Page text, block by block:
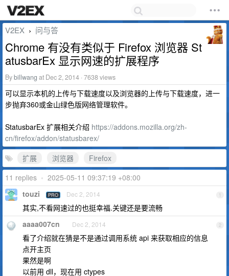
V2EX › 问与答
Chrome 有没有类似于 Firefox 浏览器 St
atusbarEx 显示网速的扩展程序
Bybillwang at Dec 2, 2014 · 7638 views
可以显示本机的上传与下载速度以及浏览器的上传与下载速度，进一
步抛弃360或金山绿色版网络管理软件。
StatusbarEx 扩展相关介绍 https://addons.mozilla.org/zh-
cn/firefox/addon/statusbarex/
扩展
浏览器
Firefox
11 replies • 2025-05-11 09:37:19 +08:00
1
touzi PRO Dec 2, 2014
其实,不看网速过的也挺幸福.关键还是要流畅
2
aaaa007cn Dec 2, 2014
看了介绍就在猜是不是通过调用系统 api 来获取相应的信息
点开主页
果然是啊
以前用 dll，现在用 ctypes